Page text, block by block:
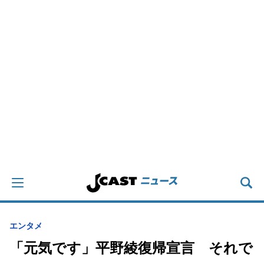
エンタメ
「元気です」平野綾復帰宣言 それで